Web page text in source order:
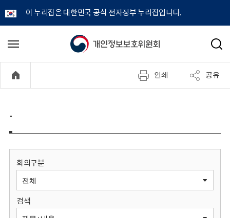
이 누리집은 대한민국 공식 전자정부 누리집입니다.
개
정
보
원
메
기
검
인쇄 공유
-
회의구분
검색